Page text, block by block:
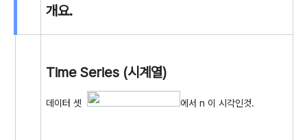
개요.
Time Series (시계열)
데이터 셋 에서 n 이 시각인것.